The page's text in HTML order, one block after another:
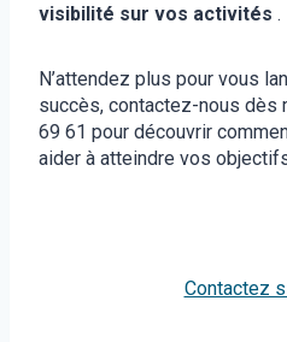
visibilité sur vos activités .
N’attendez plus pour vous
succès, contactez-nous dès
69 61 pour découvrir
aider à atteindre vos
Contactez